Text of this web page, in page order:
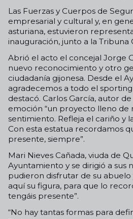
Las Fuerzas y Cuerpos de
empresarial y cultural y, en
asturiana, estuvieron
inauguración, junto a la Tribuna
Abrió el acto el concejal Jorge
nuevo reconocimiento y otro
ciudadanía gijonesa. Desde el
agradecemos a todo el
destacó. Carlos García, autor
emoción “un proyecto lleno de
sentimiento. Refleja el cariño y
Con esta estatua recordamos
presente, siempre”.
Mari Nieves Cañada, viuda de
Ayuntamiento y se dirigió a sus
pudieron disfrutar de su abuelo
aquí su figura, para que lo
tengáis presente”.
“No hay tantas formas para